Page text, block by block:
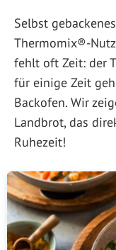
Selbst
Thermomix®-
fehlt oft Zeit: der
für einige Zeit
Backofen. Wir
Landbrot, das
Ruhezeit!